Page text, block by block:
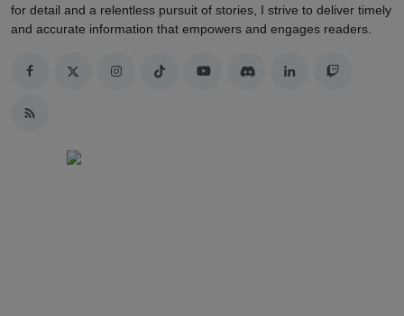
for detail and a relentless pursuit of stories, I strive to deliver timely
and accurate information that empowers and engages readers.